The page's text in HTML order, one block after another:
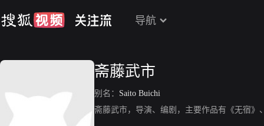
导航
斋藤武市
别名： Saito Buichi
斋藤武市，导演、编剧，主要作品有《无宿》